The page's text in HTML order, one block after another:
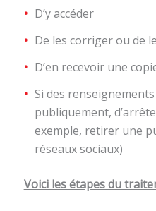
D’y accéder
De les corriger ou de
D’en recevoir une
Si des
publiquement,
exemple, retirer une
réseaux sociaux)
Voici les étapes du